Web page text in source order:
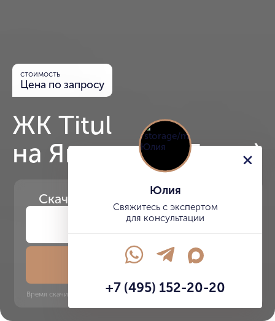
стоимость
Цена по запросу
ЖК Titul
на Якиманке (Титул)
Скачайте презентацию проекта
Скачать презентацию
Время скачивания: 6 секунд | PDF, 13 MB | Обновлён 3 июня 2022
Юлия
Свяжитесь с экспертом
для консультации
+7 (495) 152-20-20